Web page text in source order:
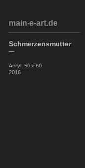
main-e-art.de
Schmerzensmutter
—
Acryl, 50 x 60
2016